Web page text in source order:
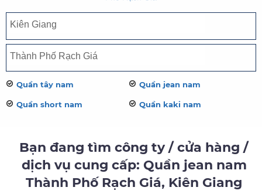
Quần tây nam Quần jean nam
Quần short nam Quần kaki nam
Bạn đang tìm công ty / cửa hàng /
dịch vụ cung cấp: Quần jean nam
Thành Phố Rạch Giá, Kiên Giang